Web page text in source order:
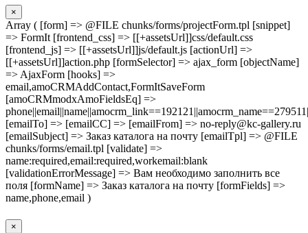
×
Array ( [form] => @FILE chunks/forms/projectForm.tpl [snippet]
=> FormIt [frontend_css] => [[+assetsUrl]]css/default.css
[frontend_js] => [[+assetsUrl]]js/default.js [actionUrl] =>
[[+assetsUrl]]action.php [formSelector] => ajax_form [objectName]
=> AjaxForm [hooks] =>
email,amoCRMAddContact,FormItSaveForm
[amoCRMmodxAmoFieldsEq] =>
[emailTo] => [emailCC] => [emailFrom] => no-reply@kc-gallery.ru
[emailSubject] => Заказ каталога на почту [emailTpl] => @FILE
chunks/forms/email.tpl [validate] =>
name:required,email:required,workemail:blank
[validationErrorMessage] => Вам необходимо заполнить все
поля [formName] => Заказ каталога на почту [formFields] =>
name,phone,email )
×